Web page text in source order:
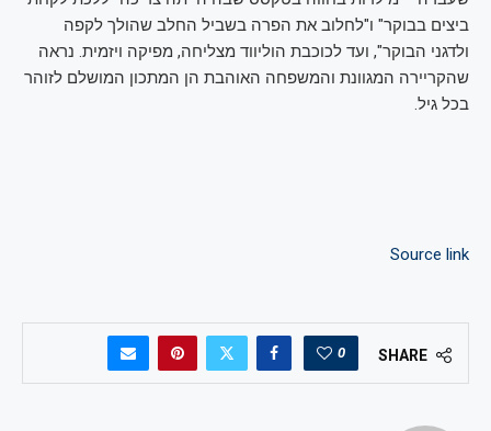
ביצים בבוקר" ו"לחלוב את הפרה בשביל החלב שהולך לקפה
ולדגני הבוקר", ועד לכוכבת הוליווד מצליחה, מפיקה ויזמית. נראה
שהקריירה המגוונת והמשפחה האוהבת הן המתכון המושלם לזוהר
בכל גיל.
Source link
SHARE
0